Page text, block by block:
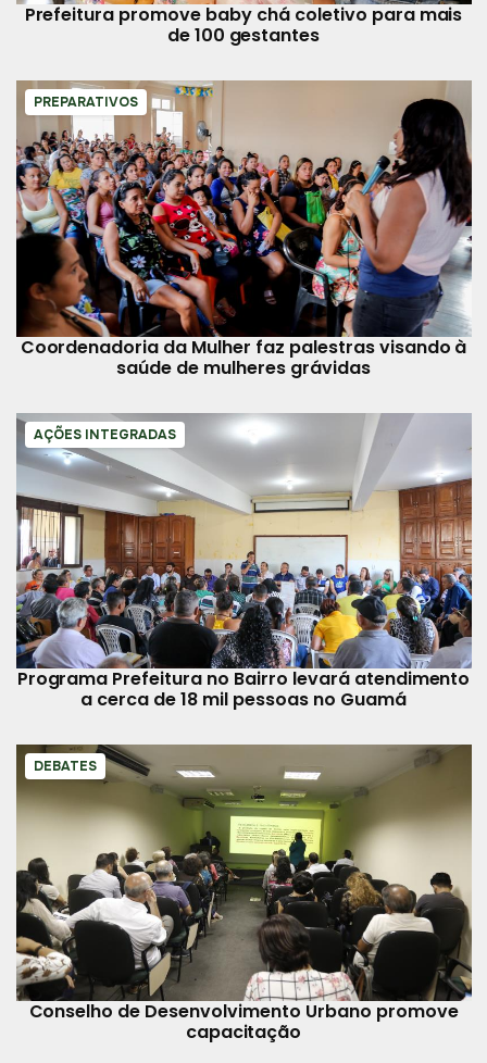
Prefeitura promove baby chá coletivo para mais
de 100 gestantes
PREPARATIVOS
Coordenadoria da Mulher faz palestras visando à
saúde de mulheres grávidas
AÇÕES INTEGRADAS
Programa Prefeitura no Bairro levará atendimento
a cerca de 18 mil pessoas no Guamá
DEBATES
Conselho de Desenvolvimento Urbano promove
capacitação